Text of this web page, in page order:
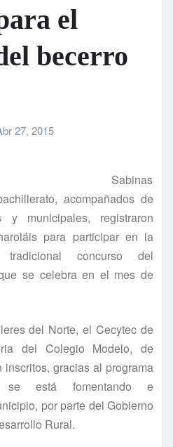
el
becerro
27, 2015
Sabinas
acompañados de
y municipales, registraron
para participar en la
concurso del
se celebra en el mes de
del Norte, el Cecytec de
del Colegio Modelo, de
inscritos, gracias al programa
está fomentando e
por parte del Gobierno
Rural.